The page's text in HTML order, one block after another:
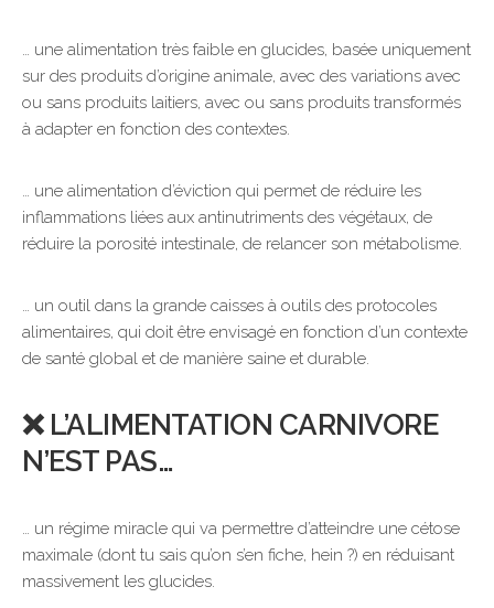
… une alimentation très faible en glucides, basée uniquement
sur des produits d’origine animale, avec des variations avec
ou sans produits laitiers, avec ou sans produits transformés
à adapter en fonction des contextes.
… une alimentation d’éviction qui permet de réduire les
inflammations liées aux antinutriments des végétaux, de
réduire la porosité intestinale, de relancer son métabolisme.
… un outil dans la grande caisses à outils des protocoles
alimentaires, qui doit être envisagé en fonction d’un contexte
de santé global et de manière saine et durable.
❌ L’ALIMENTATION CARNIVORE
N’EST PAS…
… un régime miracle qui va permettre d’atteindre une cétose
maximale (dont tu sais qu’on s’en fiche, hein ?) en réduisant
massivement les glucides.